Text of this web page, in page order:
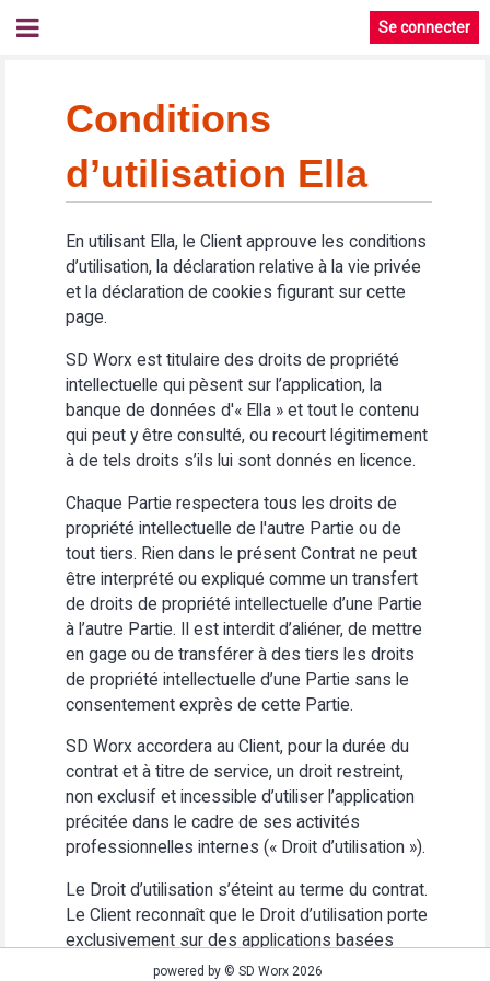
Se connecter
Conditions
d’utilisation Ella
En utilisant Ella, le Client approuve les conditions
d’utilisation, la déclaration relative à la vie privée
et la déclaration de cookies figurant sur cette
page.
SD Worx est titulaire des droits de propriété
intellectuelle qui pèsent sur l’application, la
banque de données d'« Ella » et tout le contenu
qui peut y être consulté, ou recourt légitimement
à de tels droits s’ils lui sont donnés en licence.
Chaque Partie respectera tous les droits de
propriété intellectuelle de l'autre Partie ou de
tout tiers. Rien dans le présent Contrat ne peut
être interprété ou expliqué comme un transfert
de droits de propriété intellectuelle d’une Partie
à l’autre Partie. Il est interdit d’aliéner, de mettre
en gage ou de transférer à des tiers les droits
de propriété intellectuelle d’une Partie sans le
consentement exprès de cette Partie.
SD Worx accordera au Client, pour la durée du
contrat et à titre de service, un droit restreint,
non exclusif et incessible d’utiliser l’application
précitée dans le cadre de ses activités
professionnelles internes (« Droit d’utilisation »).
Le Droit d’utilisation s’éteint au terme du contrat.
Le Client reconnaît que le Droit d’utilisation porte
exclusivement sur des applications basées
Web. Le Client s’abstiendra (i) d’utiliser
powered by © SD Worx 2026